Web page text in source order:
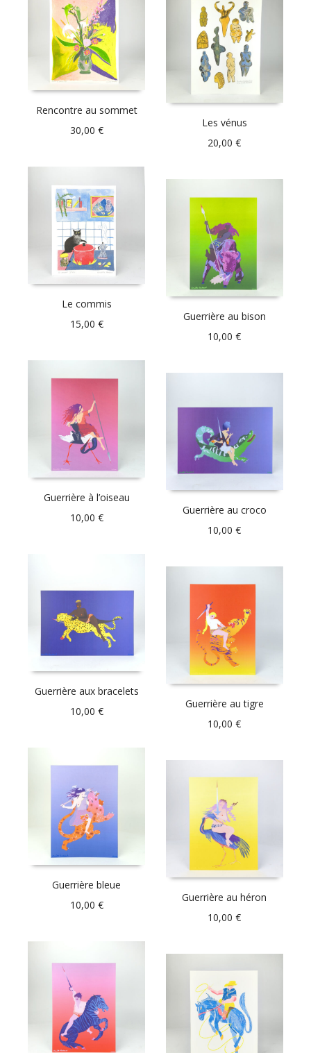
Rencontre au sommet
30,00 €
Les vénus
20,00€
Le commis
15,00 €
Guerrière au bison
10,00€
Guerrière à l’oiseau
10,00 €
Guerrière au croco
10,00€
Guerrière aux bracelets
10,00 €
Guerrière au tigre
10,00€
Guerrière bleue
10,00 €
Guerrière au héron
10,00€